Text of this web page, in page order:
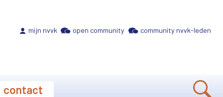
mijn nvvk open community community nvvk-leden
contact